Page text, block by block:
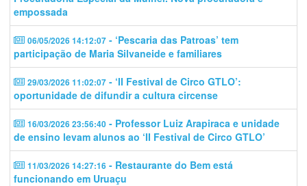
empossada
06/05/2026 14:12:07 - ‘Pescaria das Patroas’ tem
participação de Maria Silvaneide e familiares
29/03/2026 11:02:07 - ‘II Festival de Circo GTLO’:
oportunidade de difundir a cultura circense
16/03/2026 23:56:40 - Professor Luiz Arapiraca e unidade
de ensino levam alunos ao ‘II Festival de Circo GTLO’
11/03/2026 14:27:16 - Restaurante do Bem está
funcionando em Uruaçu